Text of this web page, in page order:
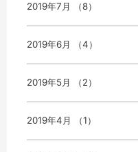
2019年7月 （8）
2019年6月 （4）
2019年5月 （2）
2019年4月 （1）